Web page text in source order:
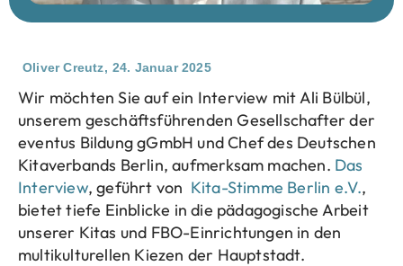
Oliver Creutz, 24. Januar 2025
Wir möchten Sie auf ein Interview mit Ali Bülbül,
unserem geschäftsführenden Gesellschafter der
eventus Bildung gGmbH und Chef des Deutschen
Kitaverbands Berlin, aufmerksam machen. Das
Interview, geführt von Kita-Stimme Berlin e.V.,
bietet tiefe Einblicke in die pädagogische Arbeit
unserer Kitas und FBO-Einrichtungen in den
multikulturellen Kiezen der Hauptstadt.